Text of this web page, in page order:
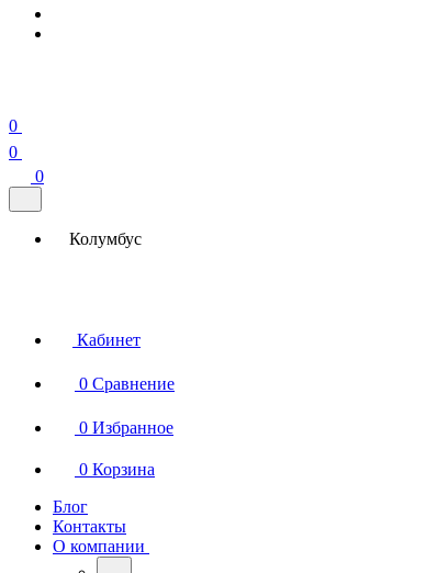
0
0
0
Колумбус
Кабинет
0 Сравнение
0 Избранное
0 Корзина
Блог
Контакты
О компании